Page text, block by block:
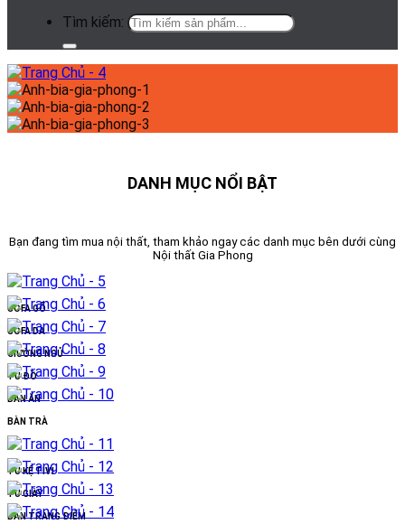
Tìm kiếm:
DANH MỤC NỔI BẬT
Bạn đang tìm mua nội thất, tham khảo ngay các danh mục bên dưới cùng
Nội thất Gia Phong
SOFA GỖ
SOFA DA
GIƯỜNG NGỦ
TỦ ĐỒ
BÀN ĂN
BÀN TRÀ
TỦ KỆ TIVI
TỦ GIÀY
BÀN TRANG ĐIỂM